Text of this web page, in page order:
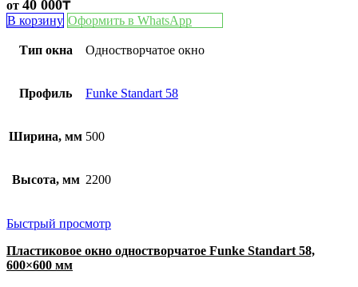
от 40 000₸
В корзину Оформить в WhatsApp
Тип окна Одностворчатое окно
Профиль Funke Standart 58
Ширина, мм 500
Высота, мм 2200
Быстрый просмотр
Пластиковое окно одностворчатое Funke Standart 58,
600×600 мм